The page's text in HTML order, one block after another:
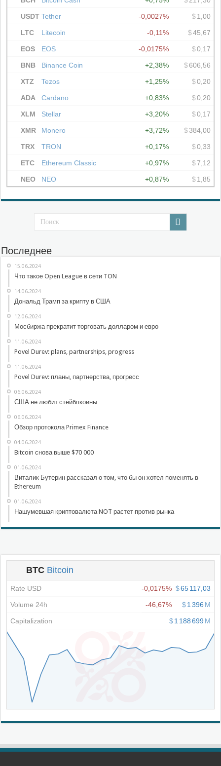
Последнее
15.06.2024
Что такое Open League в сети TON
14.06.2024
Дональд Трамп за крипту в США
12.06.2024
Мосбиржа прекратит торговать долларом и евро
11.06.2024
Povel Durev: plans, partnerships, progress
11.06.2024
Povel Durev: планы, партнерства, прогресс
06.06.2024
США не любит стейблкоины
06.06.2024
Обзор протокола Primex Finance
04.06.2024
Bitcoin снова выше $70 000
01.06.2024
Виталик Бутерин рассказал о том, что бы он хотел поменять в
Ethereum
01.06.2024
Нашумевшая криптовалюта NOT растет против рынка